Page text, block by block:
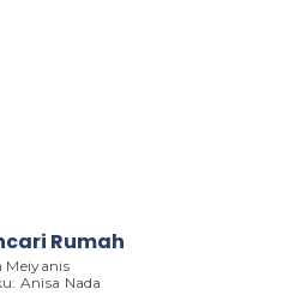
Rumah
Meiyanis
Anisa Nada